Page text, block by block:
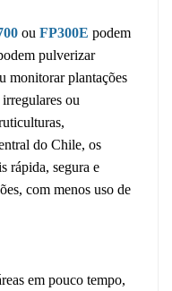
ouFP300E podem
pulverizar
monitorar plantações
ou
do Chile, os
rápida, segura e
com menos uso de
em pouco tempo,